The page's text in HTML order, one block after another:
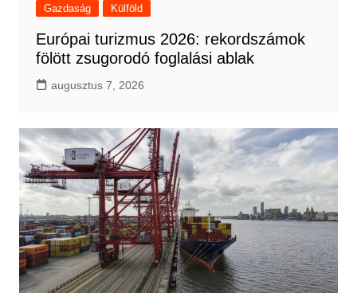
Gazdaság Külföld
Európai turizmus 2026: rekordszámok
fölött zsugorodó foglalási ablak
augusztus 7, 2026